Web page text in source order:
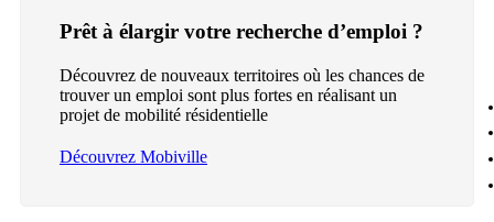
Prêt à élargir votre recherche d’emploi ?
Découvrez de nouveaux territoires où les chances de
trouver un emploi sont plus fortes en réalisant un
projet de mobilité résidentielle
Découvrez Mobiville